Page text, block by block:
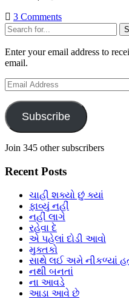
3 Comments
Sidebar
Search
Enter your email address to
email.
Email
Address
Subscribe
Join 345 other subscribers
Recent Posts
ચાહી શક્યો છું ક્યાં
ફાવ્યું નહીં
નહીં લાગે
રહેવા દે
એ પહેલાં દોડી આવો
મુક્તકો
સાથે લઈ અમે નીકળ્યાં
નથી બનતાં
ના આવડે
આડા આવે છે